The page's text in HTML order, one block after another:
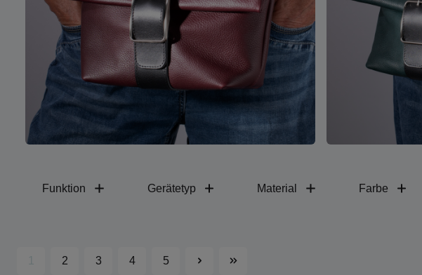
Funktion Gerätetyp Material Farbe
Seite Seite
2
Seite
3
Seite
4
Seite
5